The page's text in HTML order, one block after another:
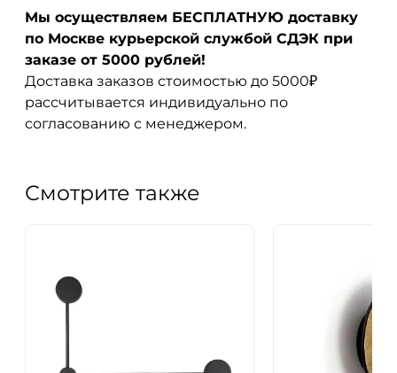
Мы осуществляем БЕСПЛАТНУЮ доставку
по Москве курьерской службой СДЭК при
заказе от 5000 рублей!
Доставка заказов стоимостью до 5000₽
рассчитывается индивидуально по
согласованию с менеджером.
Смотрите также